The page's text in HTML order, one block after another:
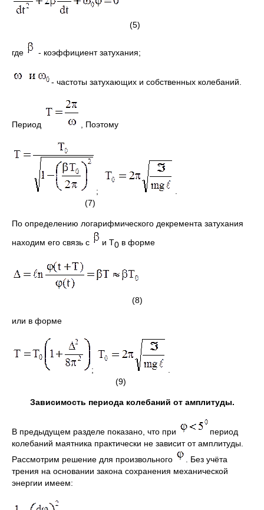
(5)
где - коэффициент затухания;
- частоты затухающих и собственных колебаний.
Период , Поэтому
;
(7)
По определению логарифмического декремента затухания
находим его связь с
и Т0 в форме
(8)
или в форме
;
.
(9)
Зависимость периода колебаний от амплитуды.
В предыдущем разделе показано, что при
период
колебаний маятника практически не зависит от амплитуды.
Рассмотрим решение для произвольного
. Без учёта
трения на основании закона сохранения механической
энергии имеем: